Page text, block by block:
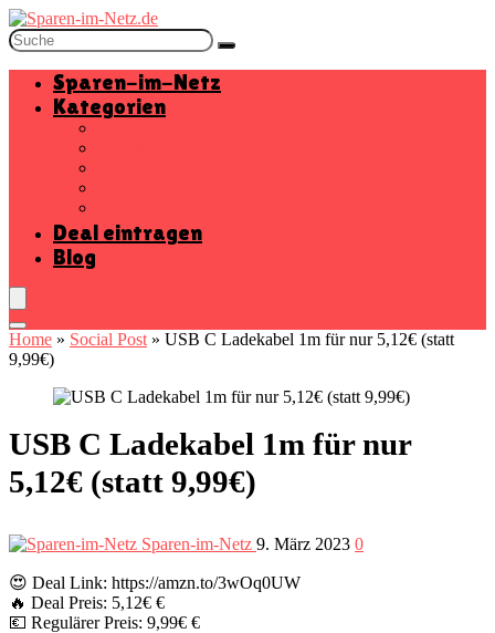
Sparen-im-Netz
Kategorien
Deal eintragen
Blog
Home » Social Post » USB C Ladekabel 1m für nur 5,12€ (statt
9,99€)
USB C Ladekabel 1m für nur
5,12€ (statt 9,99€)
Sparen-im-Netz 9. März 2023 0
😍 Deal Link: https://amzn.to/3wOq0UW
🔥 Deal Preis: 5,12€ €
💶 Regulärer Preis: 9,99€ €